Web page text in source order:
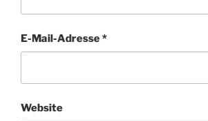
E-Mail-Adresse*
Website